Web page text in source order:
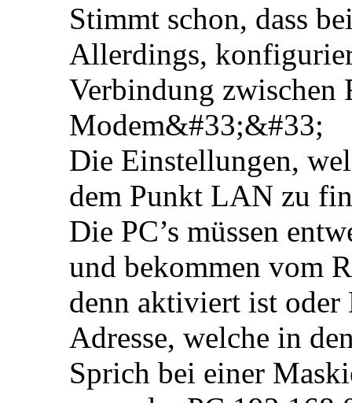
Stimmt schon, dass
Allerdings,
Verbindung zwischen
Modem&#33;&#33;
Die Einstellungen,
dem Punkt LAN zu
Die PC’s müssen
und bekommen vom
denn aktiviert ist oder
Adresse, welche in
Sprich bei einer